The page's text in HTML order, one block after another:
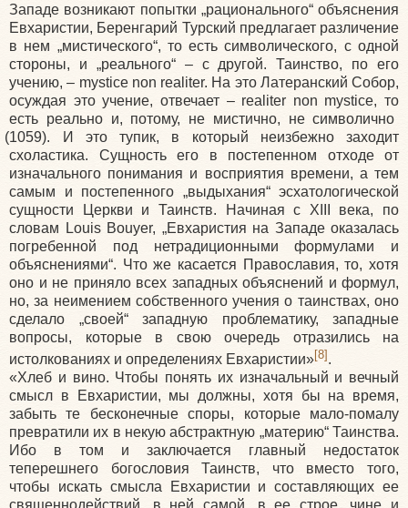
Западе возникают попытки „рационального“ объяснения
Евхаристии, Беренгарий Турский предлагает различение
в нем „мистического“, то есть символического, с одной
стороны, и „реального“ – с другой. Таинство, по его
учению, – mystice non realiter. На это Латеранский Собор,
осуждая это учение, отвечает – realiter non mystice, то
есть реально и, потому, не мистично, не символично
(1059). И это тупик, в который неизбежно заходит
схоластика. Сущность его в постепенном отходе от
изначального понимания и восприятия времени, а тем
самым и постепенного „выдыхания“ эсхатологической
сущности Церкви и Таинств. Начиная с XIII века, по
словам Louis Bouyer, „Евхаристия на Западе оказалась
погребенной под нетрадиционными формулами и
объяснениями“. Что же касается Православия, то, хотя
оно и не приняло всех западных объяснений и формул,
но, за неимением собственного учения о таинствах, оно
сделало „своей“ западную проблематику, западные
вопросы, которые в свою очередь отразились на
истолкованиях и определениях Евхаристии»[8].
«Хлеб и вино. Чтобы понять их изначальный и вечный
смысл в Евхаристии, мы должны, хотя бы на время,
забыть те бесконечные споры, которые мало-помалу
превратили их в некую абстрактную „материю“ Таинства.
Ибо в том и заключается главный недостаток
теперешнего богословия Таинств, что вместо того,
чтобы искать смысла Евхаристии и составляющих ее
священнодействий, в ней самой, в ее строе, чине и